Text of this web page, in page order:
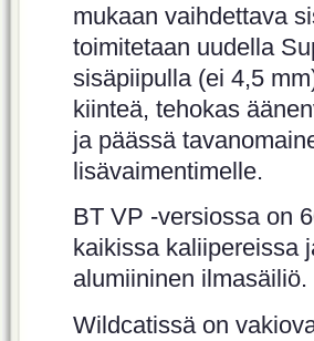
mukaan vaihdettava
toimitetaan uudella
sisäpiipulla (ei 4,5
kiinteä, tehokas
ja päässä
lisävaimentimelle.
BT VP -versiossa on
kaikissa kaliipereissa
alumiininen ilmasäiliö.
Wildcatissä on